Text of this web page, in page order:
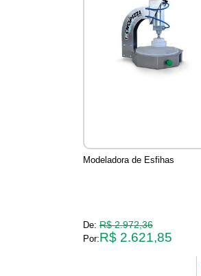
Modeladora de Esfihas
De: R$ 2.972,36
Por:R$ 2.621,85